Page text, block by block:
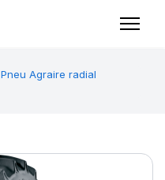
Pneu Agraire radial